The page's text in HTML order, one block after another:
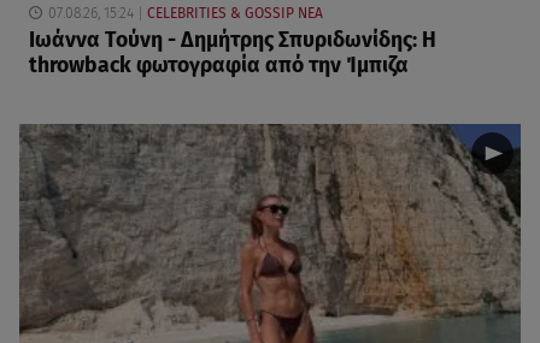
07.08.26, 15:24 CELEBRITIES & GOSSIP ΝΕΑ
Ιωάννα Τούνη - Δημήτρης Σπυριδωνίδης: Η
throwback φωτογραφία από την Ίμπιζα